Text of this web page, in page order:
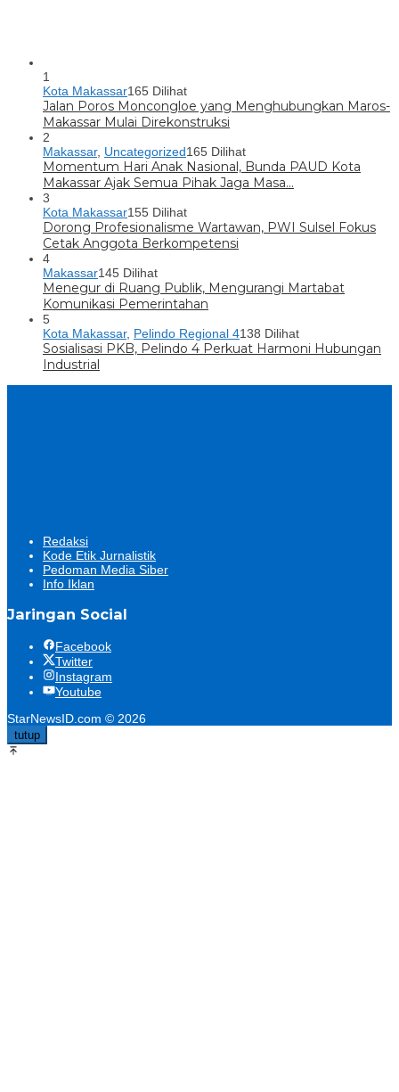
1
Kota Makassar165 Dilihat
Jalan Poros Moncongloe yang Menghubungkan Maros-
Makassar Mulai Direkonstruksi
2
Makassar, Uncategorized165 Dilihat
Momentum Hari Anak Nasional, Bunda PAUD Kota
Makassar Ajak Semua Pihak Jaga Masa…
3
Kota Makassar155 Dilihat
Dorong Profesionalisme Wartawan, PWI Sulsel Fokus
Cetak Anggota Berkompetensi
4
Makassar145 Dilihat
Menegur di Ruang Publik, Mengurangi Martabat
Komunikasi Pemerintahan
5
Kota Makassar, Pelindo Regional 4138 Dilihat
Sosialisasi PKB, Pelindo 4 Perkuat Harmoni Hubungan
Industrial
Redaksi
Kode Etik Jurnalistik
Pedoman Media Siber
Info Iklan
Jaringan Social
Facebook
Twitter
Instagram
Youtube
StarNewsID.com © 2026
tutup